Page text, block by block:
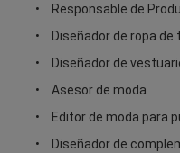
Responsable de
Diseñador de ropa de
Diseñador de
Asesor de moda
Editor de moda para
Diseñador de